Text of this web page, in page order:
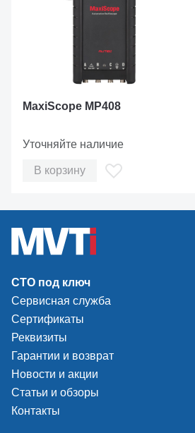
MaxiScope MP408
Уточняйте наличие
В корзину
СТО под ключ
Сервисная служба
Сертификаты
Реквизиты
Гарантии и возврат
Новости и акции
Статьи и обзоры
Контакты